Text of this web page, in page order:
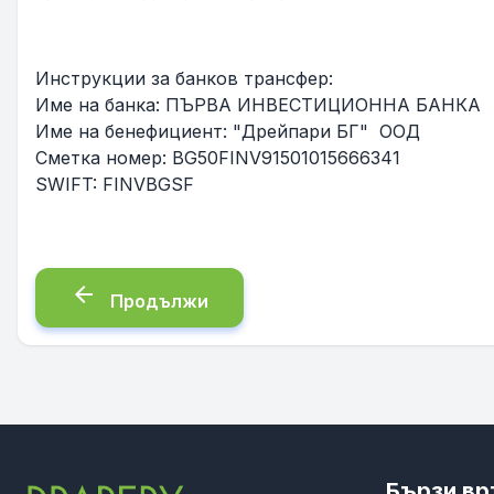
Инструкции за банков трансфер:
Име на банка: ПЪРВА ИНВЕСТИЦИОННА БАНКА
Име на бенефициент: "Дрейпари БГ" ООД
Сметка номер: BG50FINV91501015666341
SWIFT: FINVBGSF
arrow_back Продължи